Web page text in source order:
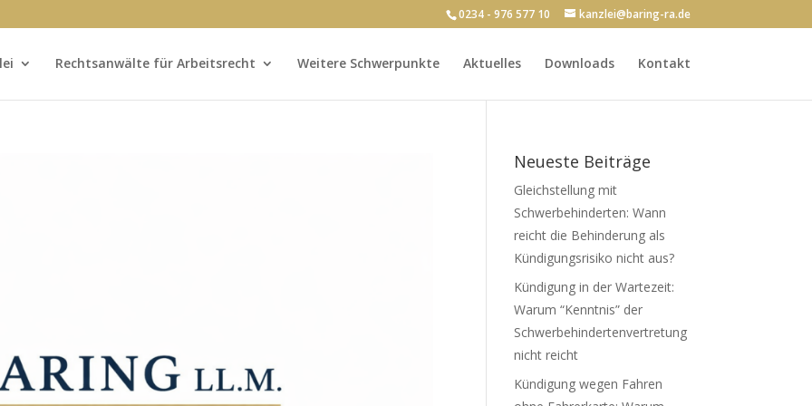
0234 - 976 577 10 kanzlei@baring-ra.de
Rechtsanwälte für Arbeitsrecht Weitere Schwerpunkte Aktuelles Downloads Kontakt
Neueste Beiträge
Gleichstellung mit
Schwerbehinderten: Wann
reicht die Behinderung als
Kündigungsrisiko nicht aus?
Kündigung in der Wartezeit:
Warum “Kenntnis” der
Schwerbehindertenvertretung
nicht reicht
Kündigung wegen Fahren